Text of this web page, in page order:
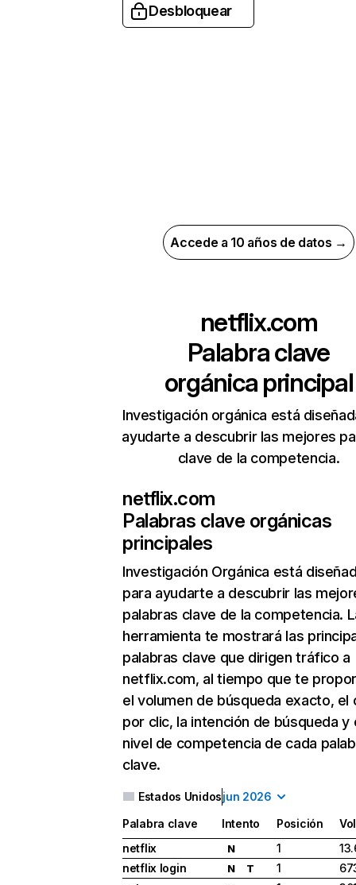
Desbloquear
Accede a 10 años de datos →
netflix.com
Palabra clave
orgánica principal
Investigación orgánica está
ayudarte a descubrir las mejores
clave de la competencia.
netflix.com
Palabras clave orgánicas
principales
Investigación Orgánica está
para ayudarte a descubrir las
palabras clave de la competencia.
herramienta te mostrará las
palabras clave que dirigen tráfico a
netflix.com, al tiempo que te
el volumen de búsqueda exacto, el
por clic, la intención de búsqueda y
nivel de competencia de cada
clave.
Estados Unidosjun 2026
Palabra clave Intento Posición
netflix
N 1
netflix login
N T 1